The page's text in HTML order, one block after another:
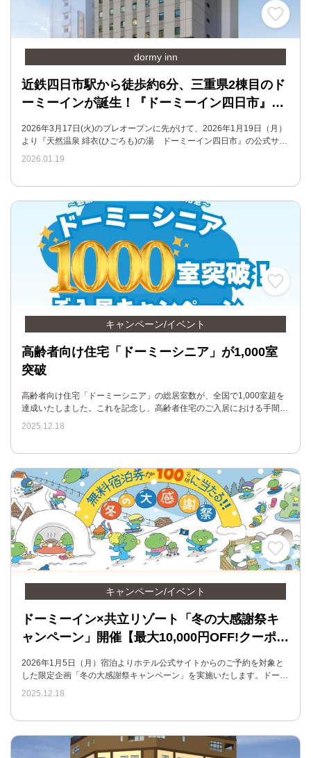
dormy inn
近鉄四日市駅から徒歩約6分、三重県2棟目のド
ーミーインが誕生！『ドーミーイン四日市』…
2026年3月17日(火)のプレオープンに先がけて、2026年1月19日（月）
より『天然温泉 緋衣(ひごろも)の湯 ドーミーイン四日市』の公式サ…
2026.01.19
キャンペーン/イベント
高齢者向け住宅「ドーミーシニア」が1,000室
突破
高齢者向け住宅「ドーミーシニア」の総居室数が、全国で1,000室超を
達成いたしました。これを記念し、高齢者住宅のご入居における手間…
2025.12.18
キャンペーン/イベント
ドーミーイン×共立リゾート「冬の大感謝祭キ
ャンペーン」開催【最大10,000円OFF!クーポ…
2026年1月5日（月）宿泊よりホテル公式サイトからのご予約を対象と
した限定企画「冬の大感謝祭キャンペーン」を実施いたします。ドー…
2025.12.18